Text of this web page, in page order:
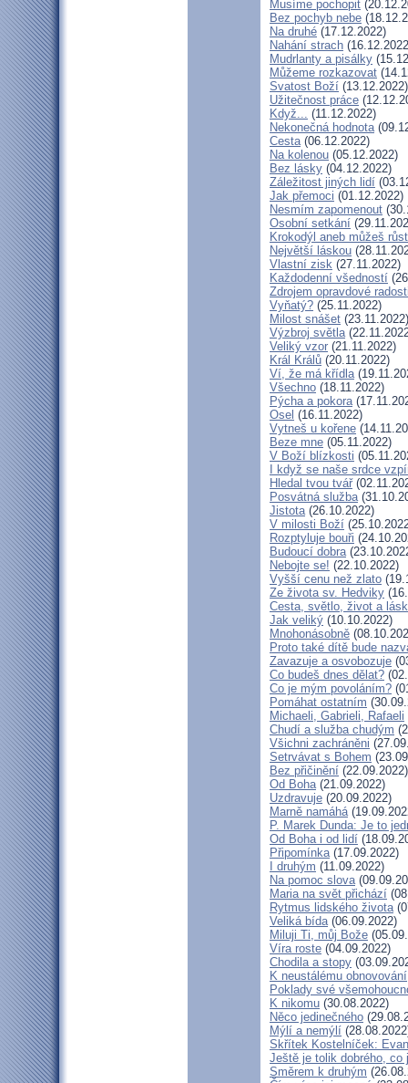
Musíme pochopit
Bez pochyb nebe
Na druhé (17.12.2022)
Nahání strach
Mudrlanty a pisálky
Můžeme rozkazovat
Svatost Boží (13.12.2022)
Užitečnost práce
Když... (11.12.2022)
Nekonečná hodnota
Cesta(06.12.2022)
Na kolenou (05.12.2022)
Bez lásky (04.12.2022)
Záležitost jiných lidí
Jak přemoci (01.12.2022)
Nesmím zapomenout
Osobní setkání
Krokodýl aneb můžeš
Největší láskou
Vlastní zisk (27.11.2022)
Každodenní všedností
Zdrojem opravdové
Vyňatý? (25.11.2022)
Milost snášet (23.11.2022)
Výzbroj světla
Veliký vzor (21.11.2022)
Král Králů (20.11.2022)
Ví, že má křídla
Všechno (18.11.2022)
Pýcha a pokora
Osel (16.11.2022)
Vytneš u kořene
Beze mne (05.11.2022)
V Boží blízkosti
I když se naše srdce
Hledal tvou tvář
Posvátná služba
Jistota(26.10.2022)
V milosti Boží
Rozptyluje bouři
Budoucí dobra
Nebojte se! (22.10.2022)
Vyšší cenu než zlato
Ze života sv. Hedviky
Cesta, světlo, život a
Jak veliký (10.10.2022)
Mnohonásobně
Proto také dítě bude
Zavazuje a osvobozuje
Co budeš dnes dělat?
Co je mým povoláním?
Pomáhat ostatním
Michaeli, Gabrieli, Rafaeli
Chudí a služba chudým
Všichni zachráněni
Setrvávat s Bohem
Bez přičinění (22.09.2022)
Od Boha(21.09.2022)
Uzdravuje (20.09.2022)
Marně namáhá
P. Marek Dunda: Je to
Od Boha i od lidí
Připomínka(17.09.2022)
I druhým (11.09.2022)
Na pomoc slova
Maria na svět přichází
Rytmus lidského života
Veliká bída(06.09.2022)
Miluji Ti, můj Bože
Víra roste (04.09.2022)
Chodila a stopy
K neustálému obnovování
Poklady své
K nikomu (30.08.2022)
Něco jedinečného
Mýlí a nemýlí
Skřítek Kostelníček:
Ještě je tolik dobrého, co
Směrem k druhým